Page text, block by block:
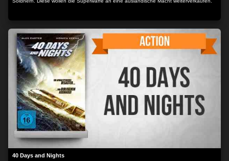
40 Days and Nights